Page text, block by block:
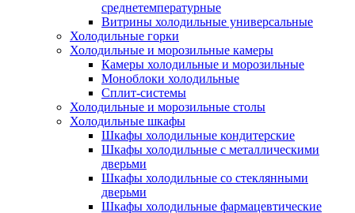
среднетемпературные
Витрины холодильные универсальные
Холодильные горки
Холодильные и морозильные камеры
Камеры холодильные и морозильные
Моноблоки холодильные
Сплит-системы
Холодильные и морозильные столы
Холодильные шкафы
Шкафы холодильные кондитерские
Шкафы холодильные с металлическими
дверьми
Шкафы холодильные со стеклянными
дверьми
Шкафы холодильные фармацевтические